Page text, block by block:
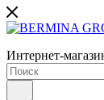
Интернет-